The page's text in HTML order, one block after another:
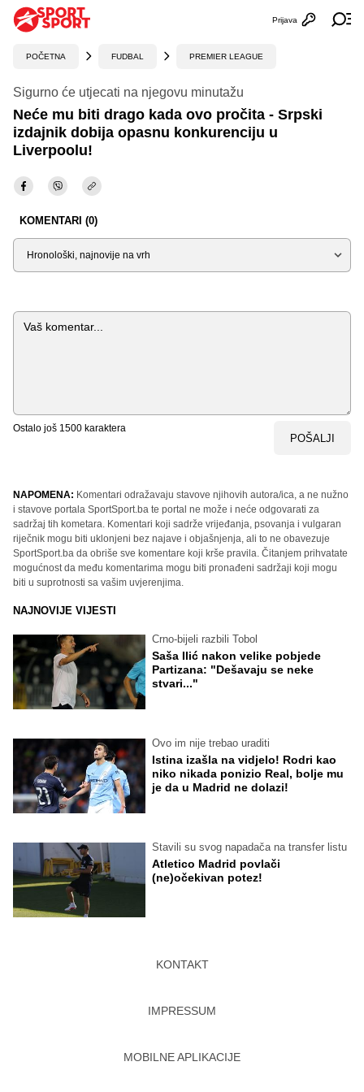
Otvori
Prijava
POČETNA FUDBAL PREMIER LEAGUE
Sigurno će utjecati na njegovu minutažu
Neće mu biti drago kada ovo pročita - Srpski
izdajnik dobija opasnu konkurenciju u
Liverpoolu!
KOMENTARI (0)
Sortiraj
Komentar
Ostalo još 1500 karaktera
POŠALJI
NAPOMENA: Komentari odražavaju stavove njihovih autora/ica, a ne nužno
i stavove portala SportSport.ba te portal ne može i neće odgovarati za
sadržaj tih kometara. Komentari koji sadrže vrijeđanja, psovanja i vulgaran
riječnik mogu biti uklonjeni bez najave i objašnjenja, ali to ne obavezuje
SportSport.ba da obriše sve komentare koji krše pravila. Čitanjem prihvatate
mogućnost da među komentarima mogu biti pronađeni sadržaji koji mogu
biti u suprotnosti sa vašim uvjerenjima.
NAJNOVIJE VIJESTI
Crno-bijeli razbili Tobol
Saša Ilić nakon velike pobjede
Partizana: "Dešavaju se neke
stvari..."
Ovo im nije trebao uraditi
Istina izašla na vidjelo! Rodri kao
niko nikada ponizio Real, bolje mu
je da u Madrid ne dolazi!
Stavili su svog napadača na transfer listu
Atletico Madrid povlači
(ne)očekivan potez!
KONTAKT
IMPRESSUM
MOBILNE APLIKACIJE